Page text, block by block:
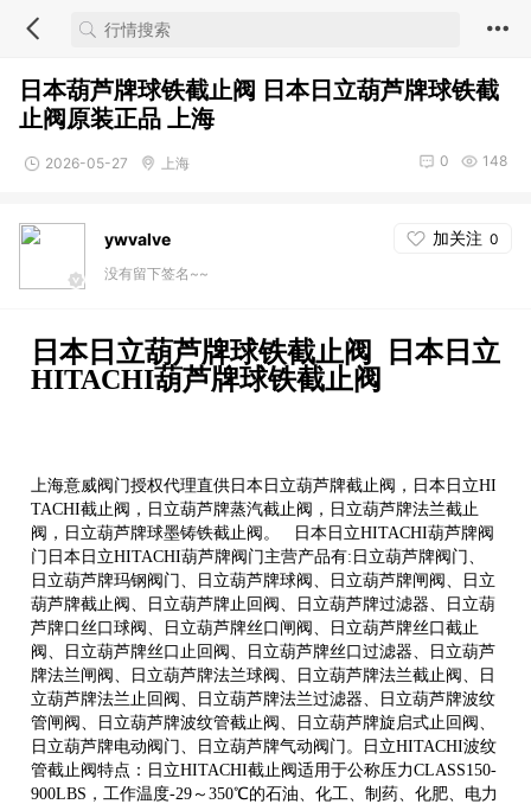
日本葫芦牌球铁截止阀 日本日立葫芦牌球铁截
止阀原装正品 上海
2026-05-27 上海 148
0
ywvalve 加关注 0
没有留下签名~~
日本日立葫芦牌球铁截止阀 日本日立
HITACHI葫芦牌球铁截止阀
上海意威阀门授权代理直供日本日立葫芦牌截止阀，日本日立HI
TACHI截止阀，日立葫芦牌蒸汽截止阀，日立葫芦牌法兰截止
阀，日立葫芦牌球墨铸铁截止阀。 日本日立HITACHI葫芦牌阀
门日本日立HITACHI葫芦牌阀门主营产品有:日立葫芦牌阀门、
日立葫芦牌玛钢阀门、日立葫芦牌球阀、日立葫芦牌闸阀、日立
葫芦牌截止阀、日立葫芦牌止回阀、日立葫芦牌过滤器、日立葫
芦牌口丝口球阀、日立葫芦牌丝口闸阀、日立葫芦牌丝口截止
阀、日立葫芦牌丝口止回阀、日立葫芦牌丝口过滤器、日立葫芦
牌法兰闸阀、日立葫芦牌法兰球阀、日立葫芦牌法兰截止阀、日
立葫芦牌法兰止回阀、日立葫芦牌法兰过滤器、日立葫芦牌波纹
管闸阀、日立葫芦牌波纹管截止阀、日立葫芦牌旋启式止回阀、
日立葫芦牌电动阀门、日立葫芦牌气动阀门。日立HITACHI波纹
管截止阀特点：日立HITACHI截止阀适用于公称压力CLASS150-
900LBS，工作温度-29～350℃的石油、化工、制药、化肥、电力